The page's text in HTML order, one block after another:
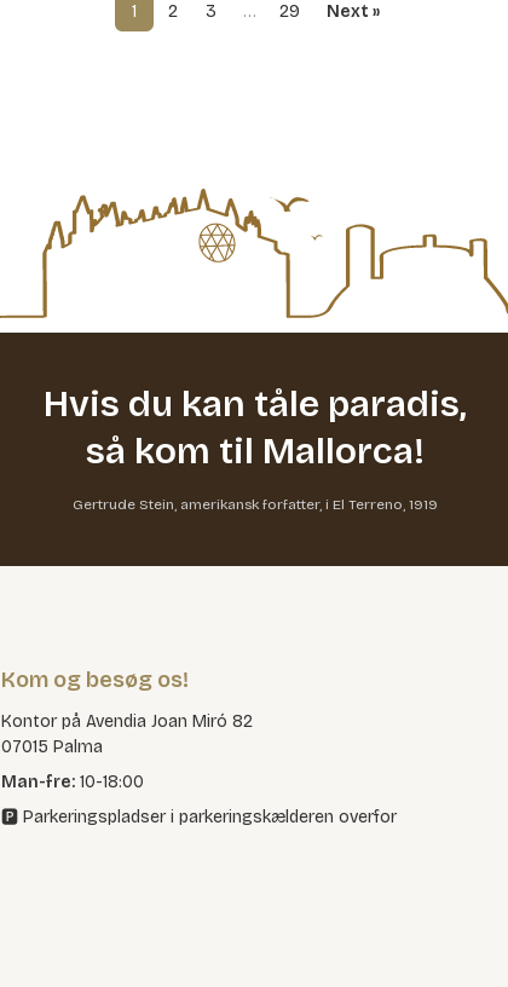
1 2 3 … 29 Next »
Hvis du kan tåle paradis,
så kom til Mallorca!
Gertrude Stein, amerikansk forfatter, i El Terreno, 1919
Kom og besøg os!
Kontor på Avendia Joan Miró 82
07015 Palma
Man-fre: 10-18:00
🅿️ Parkeringspladser i parkeringskælderen overfor